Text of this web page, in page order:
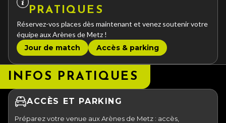
PRATIQUES
Réservez-vos places dès maintenant et venez soutenir votre
équipe aux Arènes de Metz !
Jour de match Accès & parking
INFOS PRATIQUES
ACCÈS ET PARKING
Préparez votre venue aux Arènes de Metz : accès,